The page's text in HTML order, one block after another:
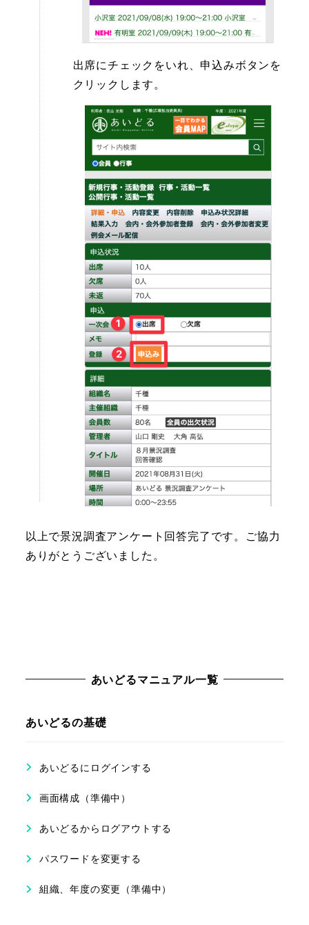
出席にチェックをいれ、申込みボタンを
クリックします。
以上で景況調査アンケート回答完了です。ご協力
ありがとうございました。
あいどるマニュアル一覧
あいどるの基礎
あいどるにログインする
画面構成（準備中）
あいどるからログアウトする
パスワードを変更する
組織、年度の変更（準備中）